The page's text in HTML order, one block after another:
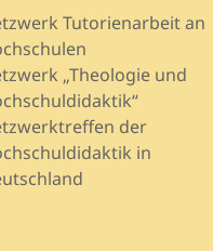
Tutorienarbeit an
„Theologie und
der
in